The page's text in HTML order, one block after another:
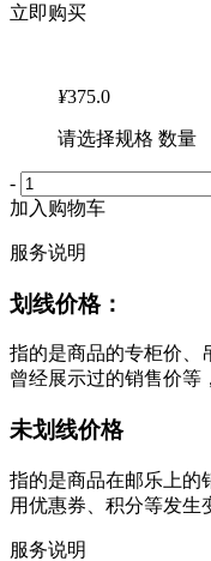
立即购买
¥375.0
请选择规格 数量
-
加入购物车
服务说明
划线价格：
指的是商品的专柜价、
曾经展示过的销售价等
未划线价格
指的是商品在邮乐上的
用优惠券、积分等发生
服务说明